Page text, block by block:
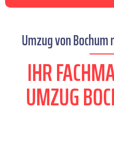
Umzug von
IHR
UMZUG